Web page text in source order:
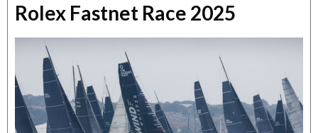
Rolex Fastnet Race 2025